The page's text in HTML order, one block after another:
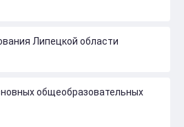
Липецкой области
общеобразовательных